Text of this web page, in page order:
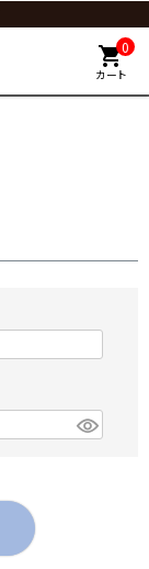
0
shopping_cart
カート